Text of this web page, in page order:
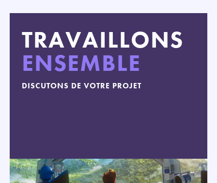
TRAVAILLONS
ENSEMBLE
DISCUTONS DE VOTRE PROJET